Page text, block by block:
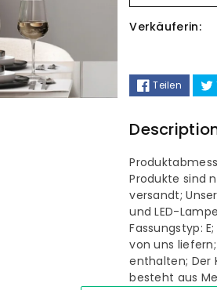
Single
Verkäuferin:
Teilen
Produkte sind
versandt;
und LED-
Fassungstyp:
von uns
enthalten; Der
besteht aus